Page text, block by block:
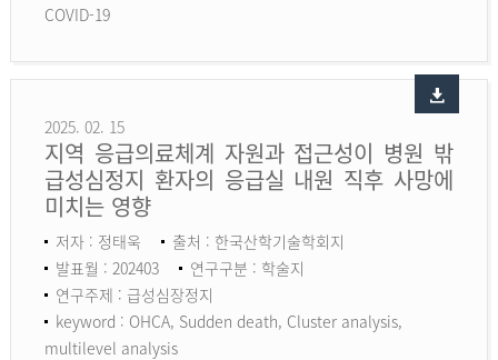
COVID-19
2025. 02. 15
지역 응급의료체계 자원과 접근성이 병원 밖
급성심정지 환자의 응급실 내원 직후 사망에
미치는 영향
저자 : 정태욱
출처 : 한국산학기술학회지
발표월 : 202403
연구구분 : 학술지
연구주제 : 급성심장정지
keyword : OHCA, Sudden death, Cluster analysis,
multilevel analysis